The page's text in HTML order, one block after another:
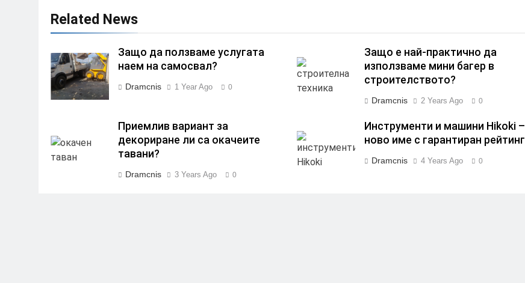
Related News
Защо да ползваме услугата
наем на самосвал?
Dramcnis 1 Year Ago 0
Защо е най-практично да
използваме мини багер в
строителството?
Dramcnis 2 Years Ago 0
Приемлив вариант за
декориране ли са окачеите
тавани?
Dramcnis 3 Years Ago 0
Инструменти и машини Hikoki –
ново име с гарантиран рейтинг
Dramcnis 4 Years Ago 0